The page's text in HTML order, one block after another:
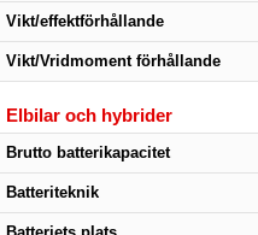
Vikt/effektförhållande
Vikt/Vridmoment förhållande
Elbilar och hybrider
Brutto batterikapacitet
Batteriteknik